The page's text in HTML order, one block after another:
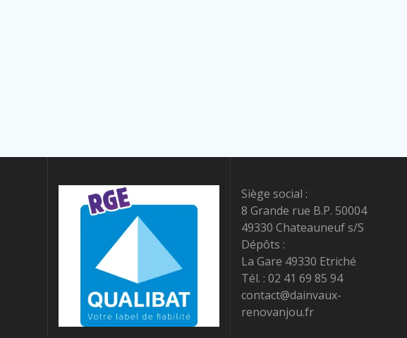
Siège social :
8 Grande rue B.P. 50004
49330 Chateauneuf s/S
Dépôts :
La Gare 49330 Etriché
Tél. : 02 41 69 85 94
contact@dainvaux-
renovanjou.fr